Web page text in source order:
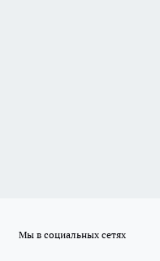
Мы в социальных сетях